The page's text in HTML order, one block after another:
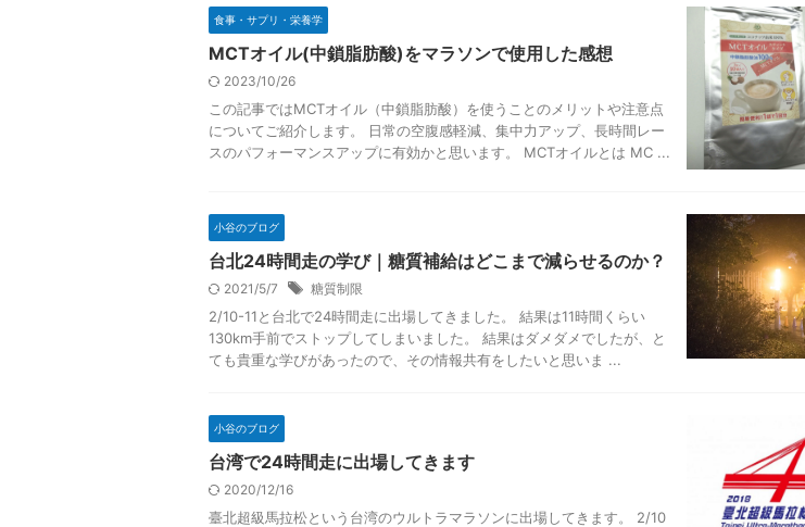
食事・サプリ・栄養学
MCTオイル(中鎖脂肪酸)をマラソンで使用した感想
2023/10/26
この記事ではMCTオイル（中鎖脂肪酸）を使うことのメリットや注意点
についてご紹介します。 日常の空腹感軽減、集中力アップ、長時間レー
スのパフォーマンスアップに有効かと思います。 MCTオイルとは MC ...
小谷のブログ
台北24時間走の学び｜糖質補給はどこまで減らせるのか？
2021/5/7 糖質制限
2/10-11と台北で24時間走に出場してきました。 結果は11時間くらい
130km手前でストップしてしまいました。 結果はダメダメでしたが、と
ても貴重な学びがあったので、その情報共有をしたいと思いま ...
小谷のブログ
台湾で24時間走に出場してきます
2020/12/16
臺北超級馬拉松という台湾のウルトラマラソンに出場してきます。 2/10